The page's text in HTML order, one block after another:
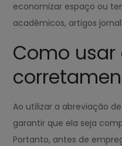
economizar espaço ou
acadêmicos, artigos
Como
Ao utilizar a abreviação
garantir que ela seja
Portanto, antes de